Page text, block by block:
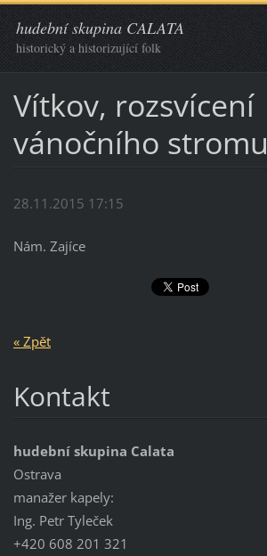
hudební skupina CALATA
historický a historizující folk
Vítkov, rozsvícení
vánočního stromu
28.11.2015 17:15
Nám. Zajíce
« Zpět
Kontakt
hudební skupina Calata
Ostrava
manažer kapely:
Ing. Petr Tyleček
+420 608 201 321